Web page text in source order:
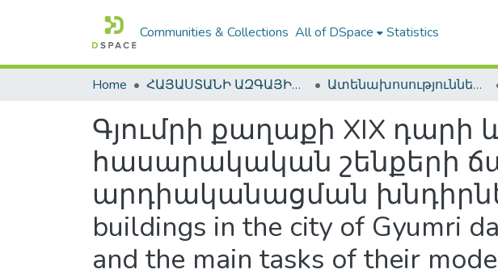
Communities & Collections All of DSpace Statistics
Home ՀԱՅԱՍՏԱՆԻ ԱԶԳԱՅԻՆ ԳՐԱԴԱՐԱՆԻ ԹՎԱՅԻՆ ՊԱՀՈՑ / DIGITAL REPOSITORY OF NLA Ատենախոսություններ և սեղմագրեր / Theses & Abstracts
Գյումրի քաղաքի XIX դարի
հասարակական շենքերի
արդիականացման
buildings in the city of Gyumri
and the main tasks of their